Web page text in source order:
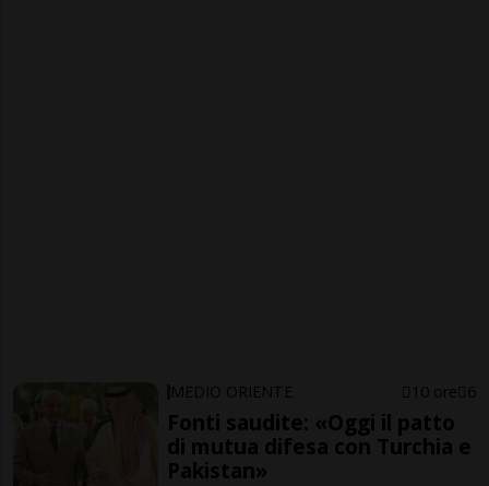
MEDIO ORIENTE 10 ore 6
Fonti saudite: «Oggi il patto
di mutua difesa con Turchia e
Pakistan»